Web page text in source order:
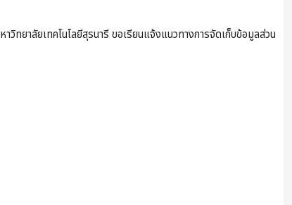
ยาลัยเทคโนโลยีสุรนารี ขอเรียนแจ้งแนวทางการจัดเก็บข้อมูลส่วน